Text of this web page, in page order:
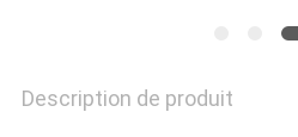
Description de produit